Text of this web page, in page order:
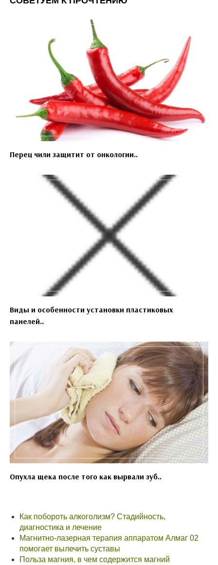
Перец чили защитит от онкологии..
Виды и особенности установки пластиковых
панелей..
Опухла щека после того как вырвали зуб..
Как побороть алкоголизм? Стадийность,
диагностика и лечение
Магнитно-лазерная терапия аппаратом Алмаг 02
помогает вылечить суставы
Польза магния, в чем содержится магний